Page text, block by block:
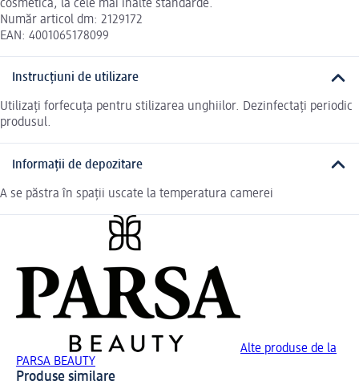
cosmetică, la cele mai înalte standarde.
Număr articol dm: 2129172
EAN: 4001065178099
Instrucțiuni de utilizare
Utilizați forfecuța pentru stilizarea unghiilor. Dezinfectați periodic
produsul.
Informații de depozitare
A se păstra în spații uscate la temperatura camerei
Alte produse de la
PARSA BEAUTY
Produse similare